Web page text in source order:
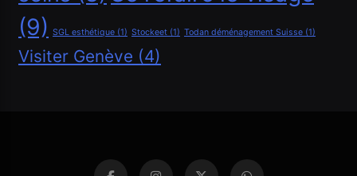
(9) SGL esthétique (1) Stockeet (1) Todan déménagement Suisse (1)
Visiter Genève (4)